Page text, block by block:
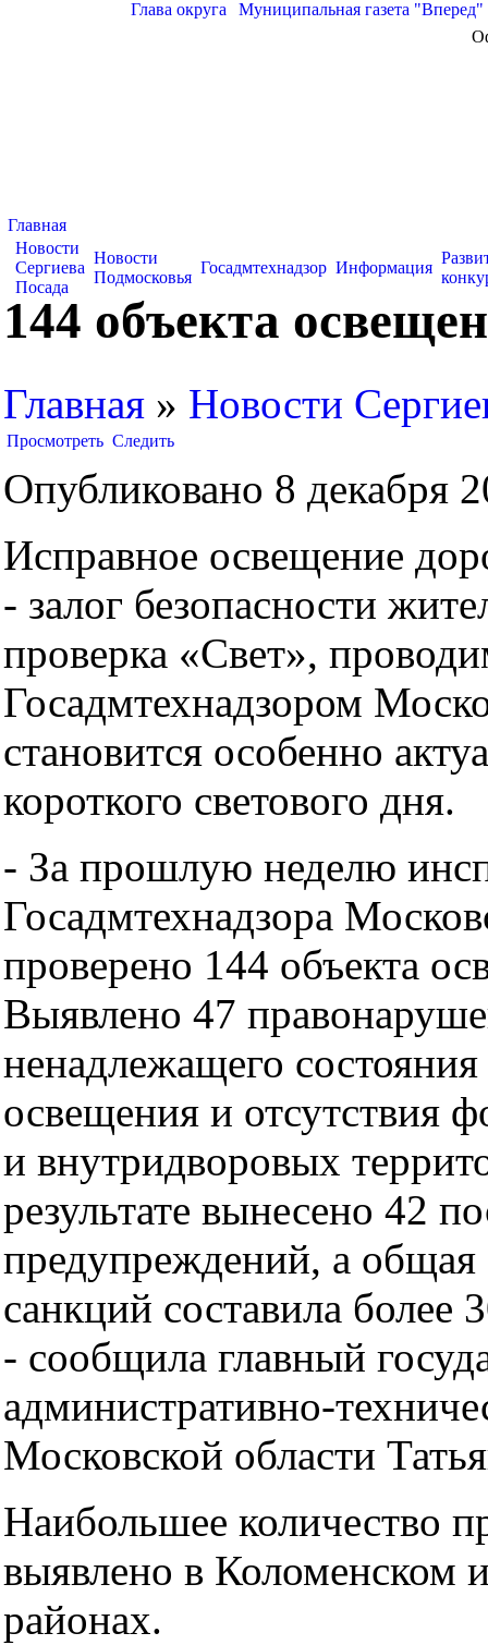
Глава округа Муниципальная газета "Вперед"
Главная
Новости
Сергиева
Посада
Новости
Подмосковья
Госадмтехнадзор Информация
144 объекта
Главная » Новости
Просмотреть Следить
Опубликовано 8 декабря
Исправное освещение
- залог безопасности
проверка «Свет»,
Госадмтехнадзором
становится особенно
короткого светового дня.
- За прошлую неделю
Госадмтехнадзора
проверено 144 объекта
Выявлено 47
ненадлежащего состояния
освещения и отсутствия
и внутридворовых
результате вынесено 42
предупреждений, а
санкций составила более
- сообщила главный
административно-
Московской области
Наибольшее количество
выявлено в Коломенском
районах.